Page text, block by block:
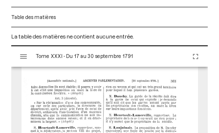
Table des matières
La table des matières ne contient aucune entrée.
s
Tome XXXI - Du 17 au 30 septembre 1791